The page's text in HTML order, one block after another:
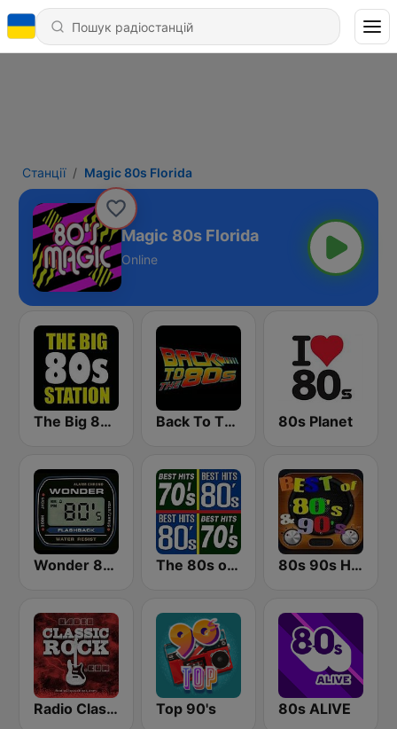
Станції Magic 80s Florida
Magic 80s Florida
Online
The Big 80s Station Back To The 80's Radio 80s Planet
Wonder 80's The 80s on the 80s 80s 90s Hits Radio
Radio Classic Rock Top 90's 80s ALIVE